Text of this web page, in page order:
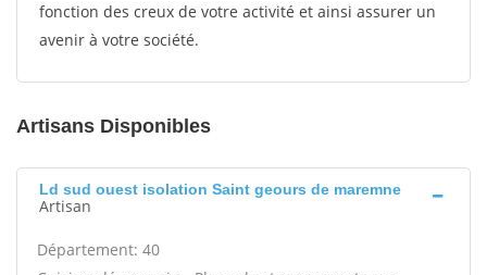
fonction des creux de votre activité et ainsi assurer un
avenir à votre société.
Artisans Disponibles
Ld sud ouest isolation Saint geours de maremne
Artisan
Département: 40